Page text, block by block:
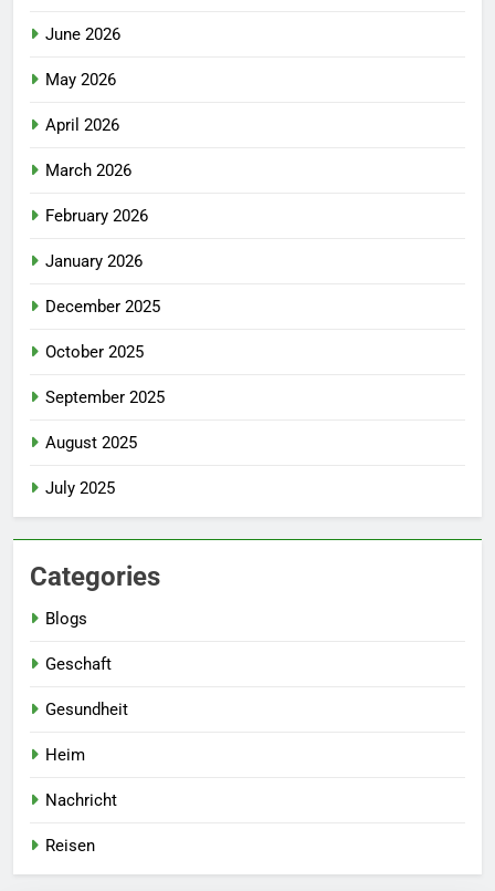
June 2026
May 2026
April 2026
March 2026
February 2026
January 2026
December 2025
October 2025
September 2025
August 2025
July 2025
Categories
Blogs
Geschaft
Gesundheit
Heim
Nachricht
Reisen